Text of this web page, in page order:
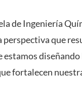
de Ingeniería
que
estamos
fortalecen